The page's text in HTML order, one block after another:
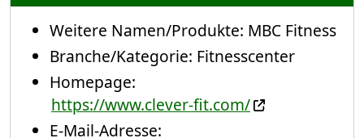
Weitere Namen/Produkte: MBC Fitness
Branche/Kategorie: Fitnesscenter
Homepage:
https://www.clever-fit.com/
E-Mail-Adresse: